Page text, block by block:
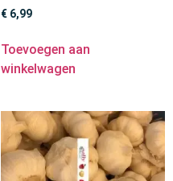
€ 6,99
Toevoegen aan
winkelwagen